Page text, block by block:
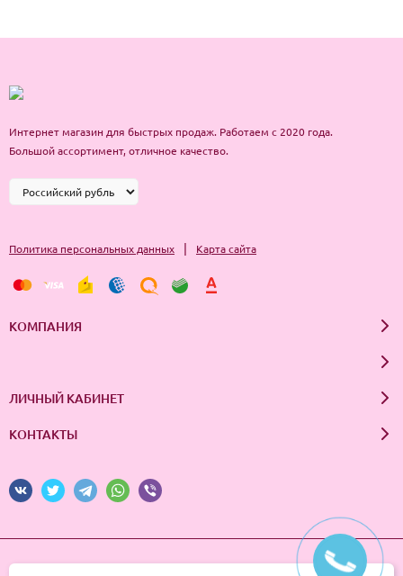
Интернет магазин для быстрых продаж. Работаем с 2020 года.
Большой ассортимент, отличное качество.
Политика персональных данных | Карта сайта
КОМПАНИЯ
ЛИЧНЫЙ КАБИНЕТ
КОНТАКТЫ